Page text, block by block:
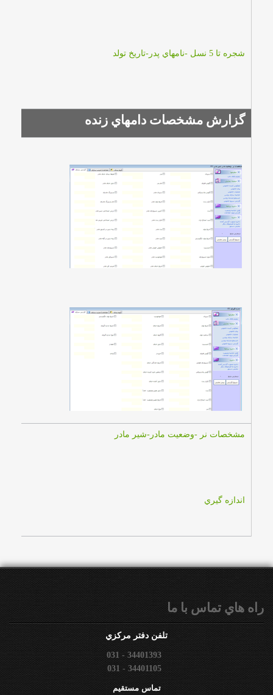
شجره تا 5 نسل -نامهاي پدر-تاريخ تولد
گزارش مشخصات دامهاي زنده
مشخصات نر -وضعيت مادر-شير مادر
اندازه گيري
راه هاي تماس با ما
تلفن دفتر مركزي
031 - 34401393
031 - 34401105
تماس مستقيم